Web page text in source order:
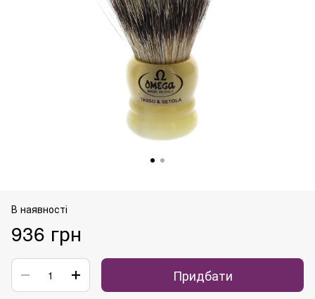
В наявності
936 грн
Придбати